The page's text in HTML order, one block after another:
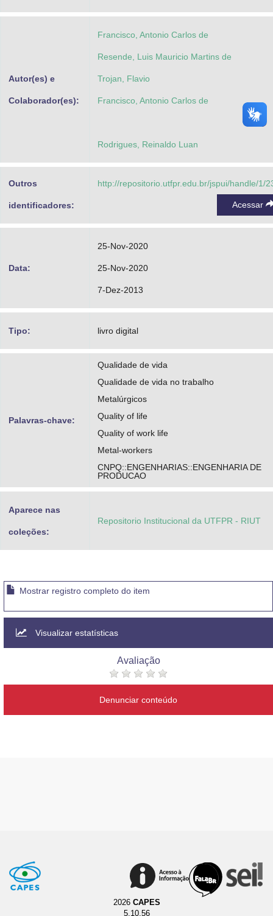
Autor(es) e
Colaborador(es):
Francisco, Antonio Carlos de
Resende, Luis Mauricio Martins de
Trojan, Flavio
Francisco, Antonio Carlos de
Rodrigues, Reinaldo Luan
Outros
identificadores:
http://repositorio.utfpr.edu.br/jspui/handle/1/
Acessar
Data:
25-Nov-2020
25-Nov-2020
7-Dez-2013
Tipo: livro digital
Palavras-chave:
Qualidade de vida
Qualidade de vida no trabalho
Metalúrgicos
Quality of life
Quality of work life
Metal-workers
CNPQ::ENGENHARIAS::ENGENHARIA DE
PRODUCAO
Aparece nas
coleções:
Repositorio Institucional da UTFPR - RIUT
Mostrar registro completo do item
Visualizar estatísticas
Avaliação
Denunciar conteúdo
2026 CAPES
5.10.56